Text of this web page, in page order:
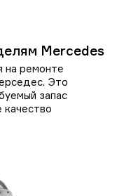
Mercedes
на ремонте
Это
запас
качество